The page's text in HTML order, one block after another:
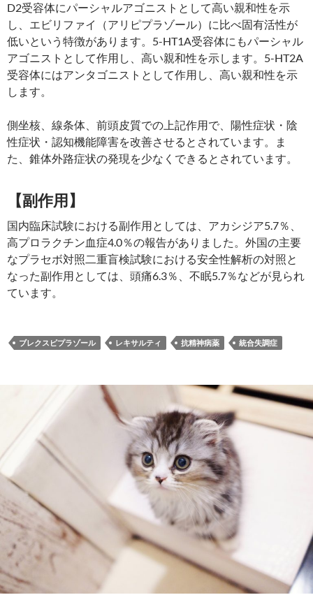
D2受容体にパーシャルアゴニストとして高い親和性を示
し、エビリファイ（アリピプラゾール）に比べ固有活性が
低いという特徴があります。5-HT1A受容体にもパーシャル
アゴニストとして作用し、高い親和性を示します。5-HT2A
受容体にはアンタゴニストとして作用し、高い親和性を示
します。
側坐核、線条体、前頭皮質での上記作用で、陽性症状・陰
性症状・認知機能障害を改善させるとされています。ま
た、錐体外路症状の発現を少なくできるとされています。
【副作用】
国内臨床試験における副作用としては、アカシジア5.7％、
高プロラクチン血症4.0％の報告がありました。外国の主要
なプラセボ対照二重盲検試験における安全性解析の対照と
なった副作用としては、頭痛6.3％、不眠5.7％などが見られ
ています。
ブレクスピプラゾール レキサルティ 抗精神病薬 統合失調症